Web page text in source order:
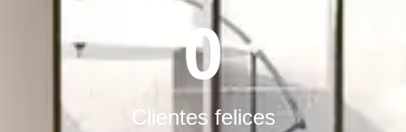
Clientes felices
0